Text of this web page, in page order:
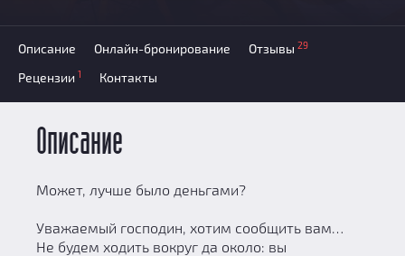
Описание Онлайн-бронирование Отзывы 29
Рецензии 1 Контакты
Описание
Может, лучше было деньгами?
Уважаемый господин, хотим сообщить вам…
Не будем ходить вокруг да около: вы